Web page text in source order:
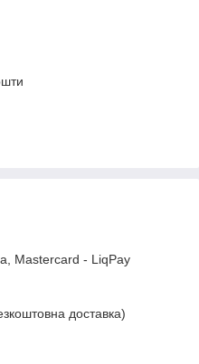
Mastercard - LiqPay
доставка)